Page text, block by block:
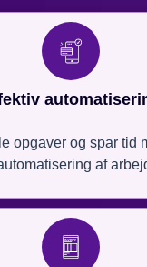
opgaver og spar tid
af